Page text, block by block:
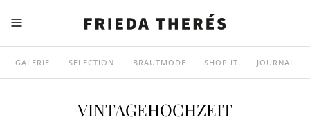
GALERIE SELECTION BRAUTMODE SHOP IT JOURNAL
VINTAGEHOCHZEIT